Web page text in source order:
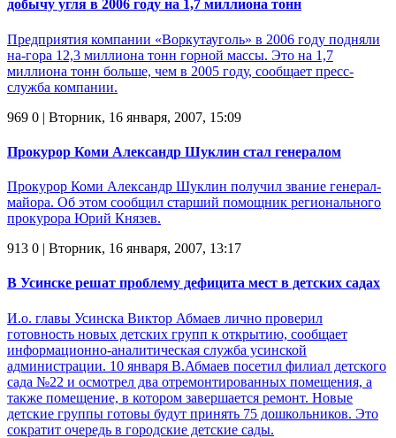
добычу угля в 2006 году на 1,7 миллиона тонн
Предприятия компании «Воркутауголь» в 2006 году подняли
на-гора 12,3 миллиона тонн горной массы. Это на 1,7
миллиона тонн больше, чем в 2005 году, сообщает пресс-
служба компании.
969 0 | Вторник, 16 января, 2007, 15:09
Прокурор Коми Александр Шуклин стал генералом
Прокурор Коми Александр Шуклин получил звание генерал-
майора. Об этом сообщил старший помощник регионального
прокурора Юрий Князев.
913 0 | Вторник, 16 января, 2007, 13:17
В Усинске решат проблему дефицита мест в детских садах
И.о. главы Усинска Виктор Абмаев лично проверил
готовность новых детских групп к открытию, сообщает
информационно-аналитическая служба усинской
администрации. 10 января В.Абмаев посетил филиал детского
сада №22 и осмотрел два отремонтированных помещения, а
также помещение, в котором завершается ремонт. Новые
детские группы готовы будут принять 75 дошкольников. Это
сократит очередь в городские детские сады.